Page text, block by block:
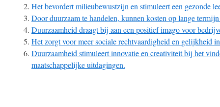
Het bevordert milieubewustzijn en stimuleert een gezonde
Door duurzaam te handelen, kunnen kosten op lange
Duurzaamheid draagt bij aan een positief imago voor
Het zorgt voor meer sociale rechtvaardigheid en gelijkheid
Duurzaamheid stimuleert innovatie en creativiteit bij het
maatschappelijke uitdagingen.